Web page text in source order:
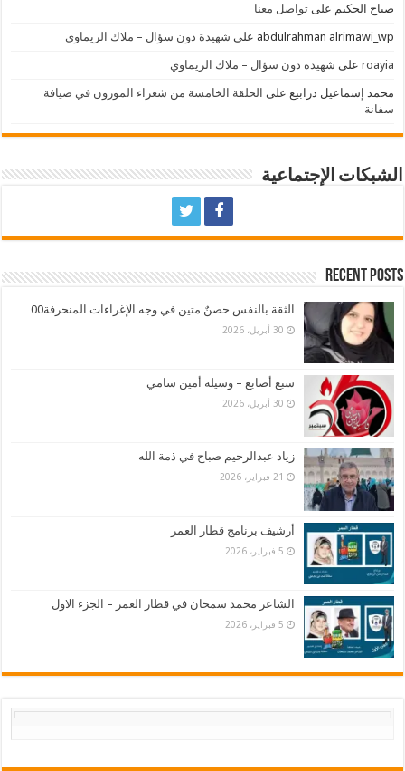
صباح الحكيم علىتواصل معنا
abdulrahman alrimawi_wp على شهيدة دون سؤال – ملاك الريماوي
roayia على شهيدة دون سؤال – ملاك الريماوي
محمد إسماعيل درابيع على الحلقة الخامسة من شعراء الموزون في ضيافة
سفانة
الشبكات الإجتماعية
Recent Posts
الثقة بالنفس حصنٌ متين في وجه الإغراءات المنحرفة00
30 أبريل، 2026
سبع أصابع – وسيلة أمين سامي
30 أبريل، 2026
زياد عبدالرحيم صباح في ذمة الله
21 فبراير، 2026
أرشيف برنامج قطار العمر
5 فبراير، 2026
الشاعر محمد سمحان في قطار العمر – الجزء الاول
5 فبراير، 2026